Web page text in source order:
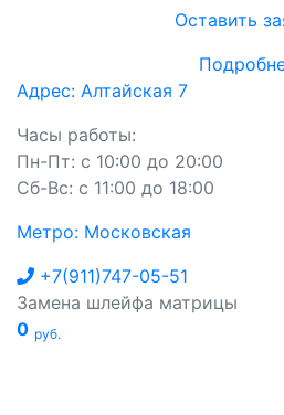
Оставить
Адрес: Алтайская 7
Часы работы:
Пн-Пт: с 10:00 до 20:00
Сб-Вс: с 11:00 до 18:00
Метро: Московская
+7(911)747-05-51
Замена шлейфа матрицы
0 руб.